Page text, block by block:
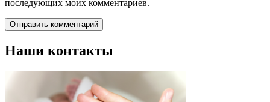
последующих моих комментариев.
Наши контакты